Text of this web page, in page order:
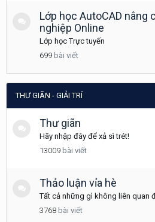
Lớp học AutoCAD nâng
nghiệp Online
Lớp học Trực tuyến
699 bài viết
THƯ GIÃN - GIẢI TRÍ
Thư giãn
Hãy nhập đây để xả sì trét!
13009 bài viết
Thảo luận vỉa hè
Tất cả những gì không liên quan
3768 bài viết